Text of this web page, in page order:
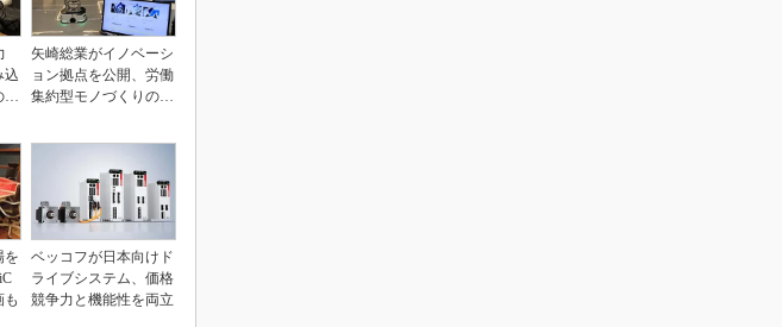
込
実
矢崎総業がイノベーシ
ョン拠点を公開、労働
集約型モノづくりのス
を
も
ベッコフが日本向けド
ライブシステム、価格
競争力と機能性を両立